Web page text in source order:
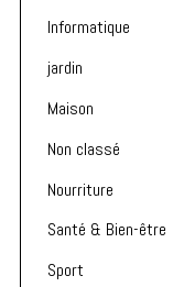
Informatique
jardin
Maison
Non classé
Nourriture
Santé & Bien-être
Sport